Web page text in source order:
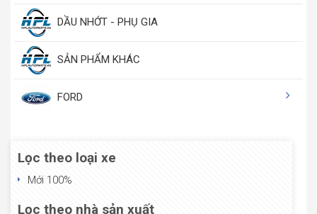
DẦU NHỚT - PHỤ GIA
SẢN PHẨM KHÁC
FORD
Lọc theo loại xe
Mới 100%
Lọc theo nhà sản xuất